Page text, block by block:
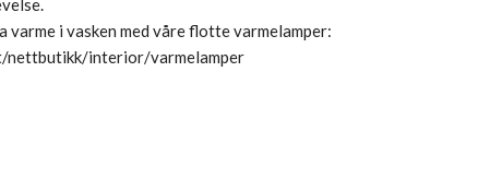
varme i vasken med våre flotte varmelamper:
nettbutikk/interior/varmelamper